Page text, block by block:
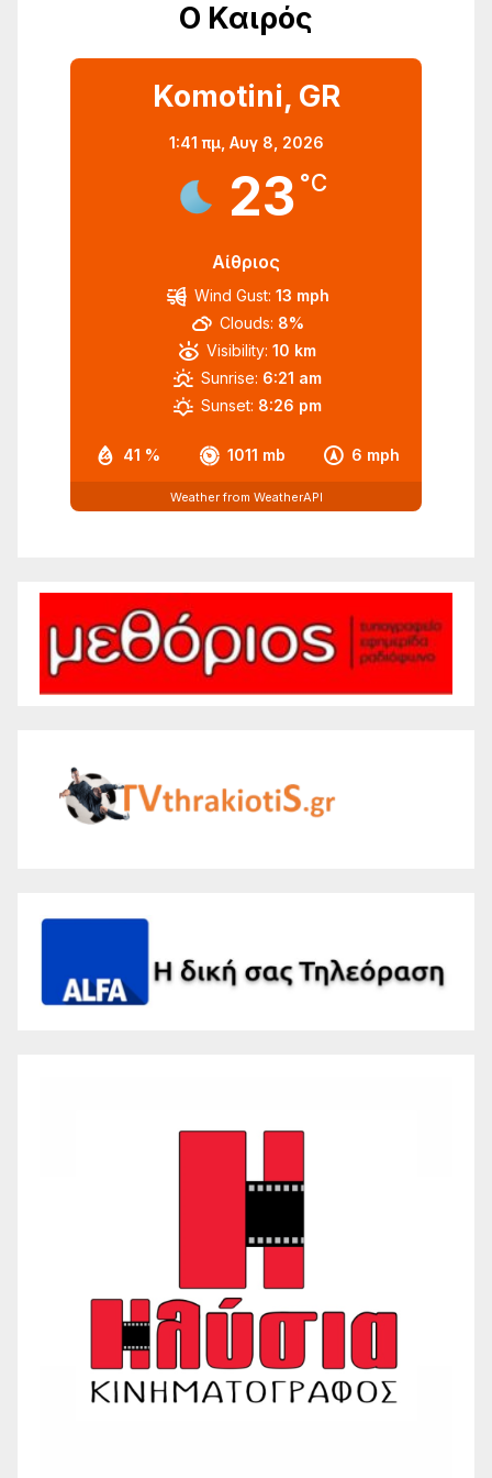
Ο Καιρός
Komotini, GR
1:41 πμ, Αυγ 8, 2026
23 °C
Αίθριος
41 % 1011 mb 6 mph
Wind Gust: 13 mph
Clouds: 8%
Visibility: 10 km
Sunrise: 6:21 am
Sunset: 8:26 pm
Weather from WeatherAPI